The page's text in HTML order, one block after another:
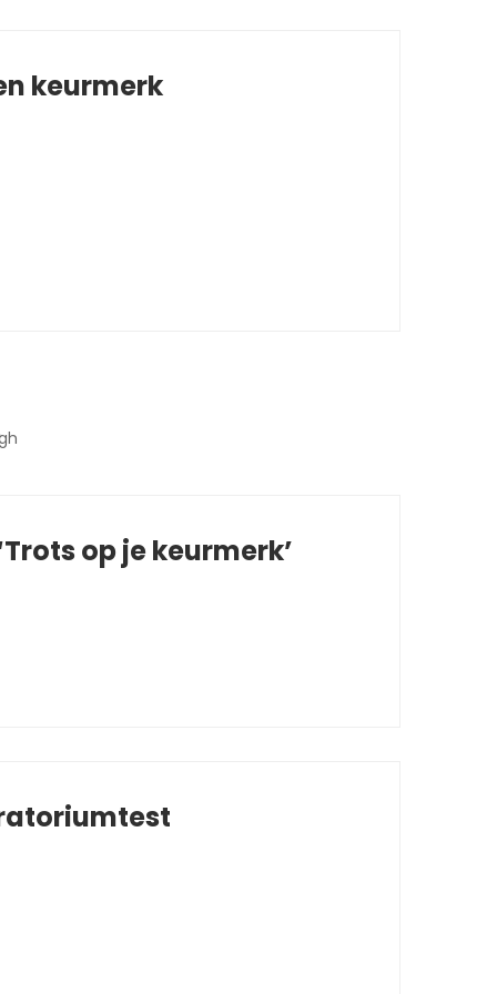
keurmerk
op je keurmerk’